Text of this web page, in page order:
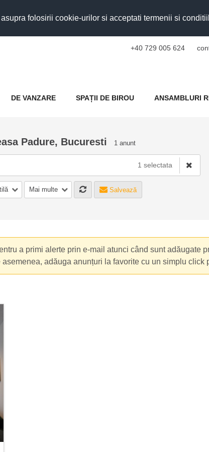
folosirii cookie-urilor si acceptati termenii si
+40 729 005 624
DE VANZARE SPAȚII DE BIROU ANSAMBLURI
Padure, Bucuresti 1 anunt
1 selectata
Mai multe Salvează
a primi alerte prin e-mail atunci când sunt adăugate
asemenea, adăuga anunțuri la favorite cu un simplu click